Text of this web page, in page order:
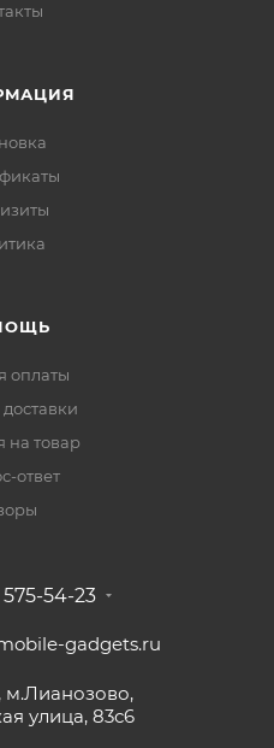
оплаты
на товар
ответ
575-54-23
gadgets.ru
м.Лианозово,
улица, 83с6